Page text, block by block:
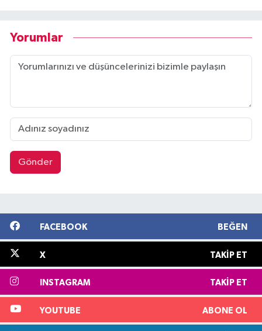
Yorumlar
Gönder
FACEBOOK BEĞEN
X TAKIP ET
INSTAGRAM TAKIP ET
YOUTUBE ABONE OL